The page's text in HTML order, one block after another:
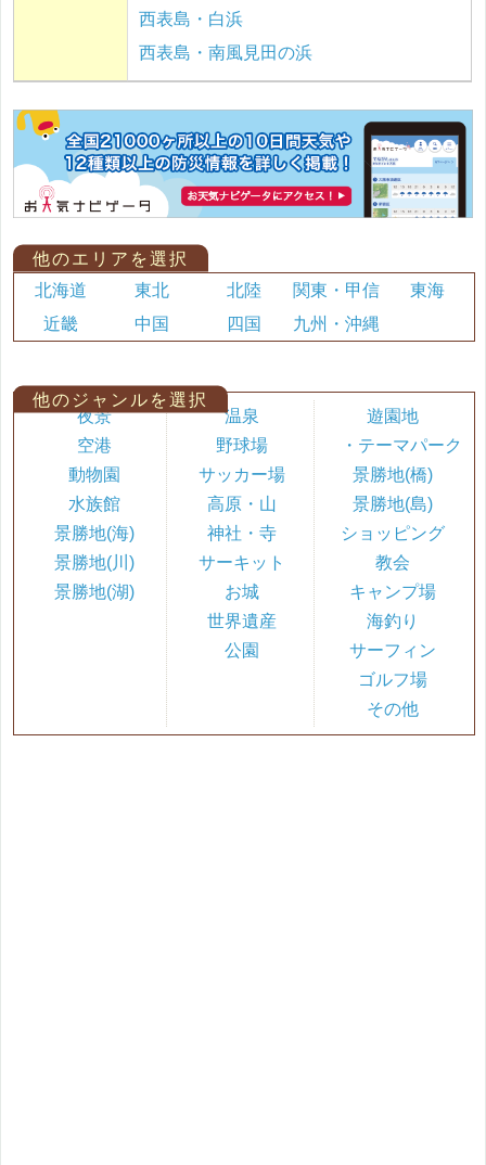
西表島・白浜
西表島・南風見田の浜
他のエリアを選択
北海道
東北 北陸 関東・甲信
東海
近畿
中国 四国 九州・沖縄
他のジャンルを選択
夜景
空港
動物園
水族館
景勝地(海)
景勝地(川)
景勝地(湖)
温泉
野球場
サッカー場
高原・山
神社・寺
サーキット
お城
世界遺産
公園
遊園地
・テーマパーク
景勝地(橋)
景勝地(島)
ショッピング
教会
キャンプ場
海釣り
サーフィン
ゴルフ場
その他